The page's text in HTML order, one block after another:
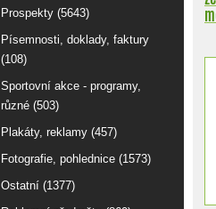
Prospekty (5643)
Písemnosti, doklady, faktury
(108)
Sportovní akce - programy,
různé (503)
Plakáty, reklamy (457)
Fotografie, pohlednice (1573)
Ostatní (1377)